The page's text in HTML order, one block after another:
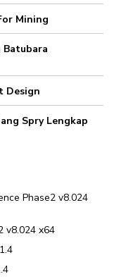
Mining
Batubara
Design
Spry Lengkap
Phase2 v8.024
v8.024 x64